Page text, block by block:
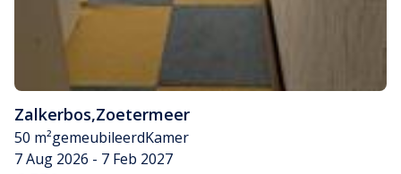
Zalkerbos,Zoetermeer
50 m²gemeubileerdKamer
7 Aug 2026 - 7 Feb 2027